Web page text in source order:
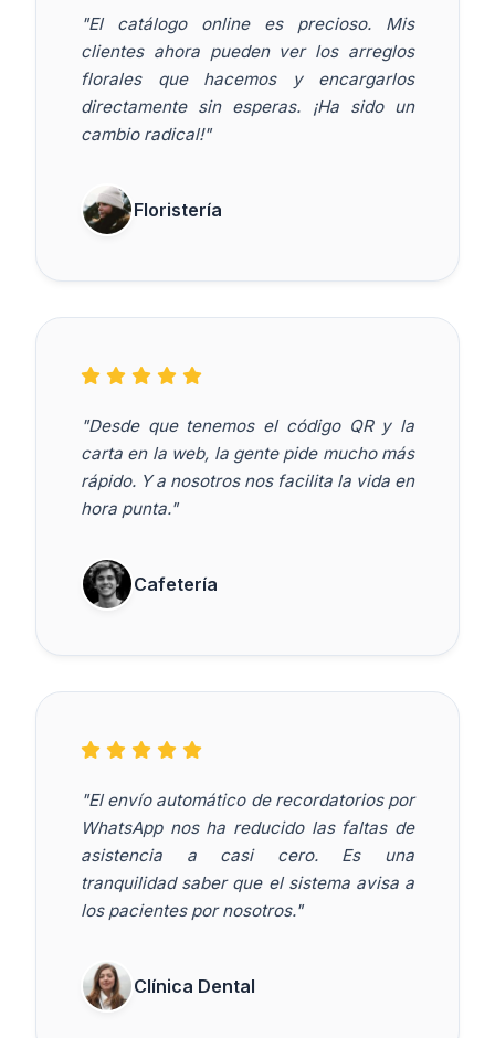
"El catálogo online es precioso. Mis
clientes ahora pueden ver los arreglos
florales que hacemos y encargarlos
directamente sin esperas. ¡Ha sido un
cambio radical!"
Floristería
"Desde que tenemos el código QR y la
carta en la web, la gente pide mucho más
rápido. Y a nosotros nos facilita la vida en
hora punta."
Cafetería
"El envío automático de recordatorios por
WhatsApp nos ha reducido las faltas de
asistencia a casi cero. Es una
tranquilidad saber que el sistema avisa a
los pacientes por nosotros."
Clínica Dental